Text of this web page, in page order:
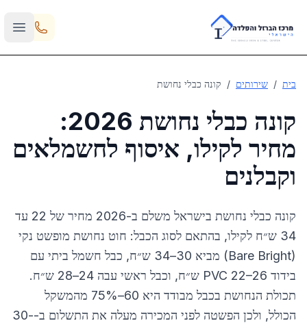
Skip to main content
בית / שירותים / קונה כבלי נחושת
קונה כבלי נחושת 2026:
מחיר לקילו, איסוף לחשמלאים
וקבלנים
קונה כבלי נחושת בישראל משלם ב-2026 מחיר של 22 עד
34 ש״ח לקילו, בהתאם לסוג הכבל: חוט נחושת מופשט נקי
(Bare Bright) מביא 30–34 ש״ח, כבל חשמל ביתי עם
בידוד PVC 22–26 ש״ח, וכבל ראשי עבה 24–28 ש״ח.
תכולת הנחושת בכבל מבודד היא 60–75% מהמשקל
הכולל, ולכן הפשטה לפני המכירה מעלה את התשלום ב-30-